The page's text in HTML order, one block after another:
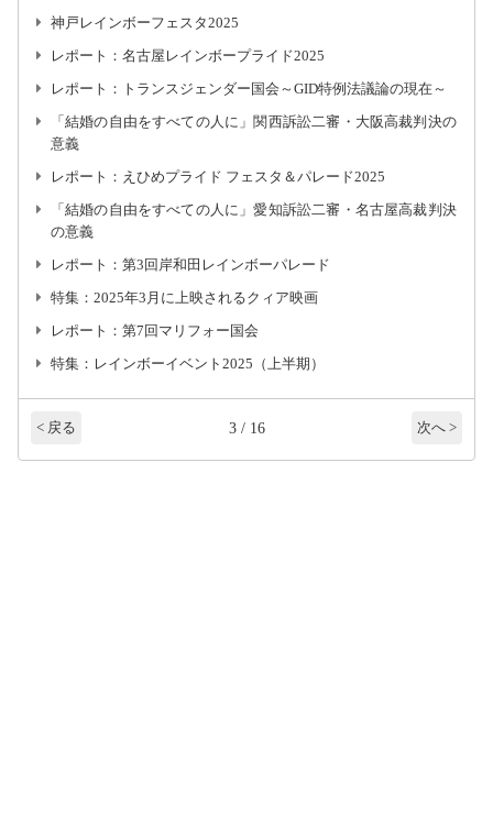
神戸レインボーフェスタ2025
レポート：名古屋レインボープライド2025
レポート：トランスジェンダー国会～GID特例法議論の現在～
「結婚の自由をすべての人に」関西訴訟二審・大阪高裁判決の
意義
レポート：えひめプライド フェスタ＆パレード2025
「結婚の自由をすべての人に」愛知訴訟二審・名古屋高裁判決
の意義
レポート：第3回岸和田レインボーパレード
特集：2025年3月に上映されるクィア映画
レポート：第7回マリフォー国会
特集：レインボーイベント2025（上半期）
< 戻る 3 / 16 次へ >